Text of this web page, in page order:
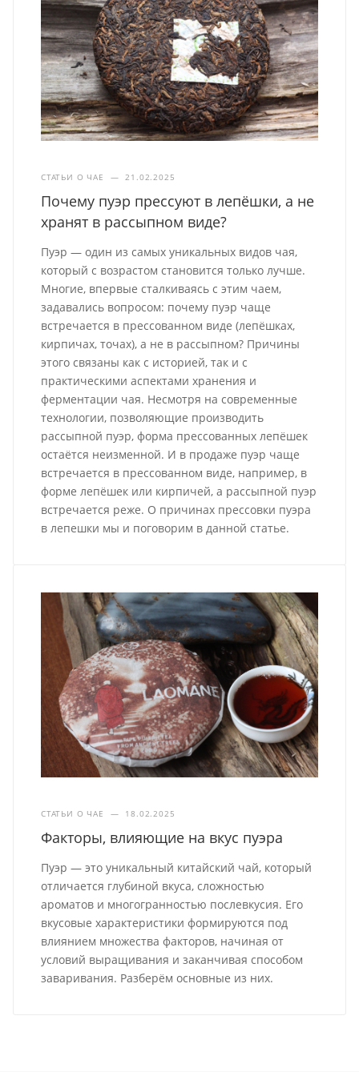
СТАТЬИ О ЧАЕ — 21.02.2025
Почему пуэр прессуют в лепёшки, а не
хранят в рассыпном виде?
Пуэр — один из самых уникальных видов чая,
который с возрастом становится только лучше.
Многие, впервые сталкиваясь с этим чаем,
задавались вопросом: почему пуэр чаще
встречается в прессованном виде (лепёшках,
кирпичах, точах), а не в рассыпном? Причины
этого связаны как с историей, так и с
практическими аспектами хранения и
ферментации чая. Несмотря на современные
технологии, позволяющие производить
рассыпной пуэр, форма прессованных лепёшек
остаётся неизменной. И в продаже пуэр чаще
встречается в прессованном виде, например, в
форме лепёшек или кирпичей, а рассыпной пуэр
встречается реже. О причинах прессовки пуэра
в лепешки мы и поговорим в данной статье.
СТАТЬИ О ЧАЕ — 18.02.2025
Факторы, влияющие на вкус пуэра
Пуэр — это уникальный китайский чай, который
отличается глубиной вкуса, сложностью
ароматов и многогранностью послевкусия. Его
вкусовые характеристики формируются под
влиянием множества факторов, начиная от
условий выращивания и заканчивая способом
заваривания. Разберём основные из них.